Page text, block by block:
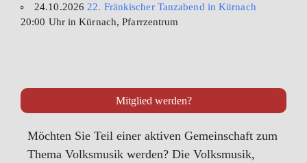
24.10.2026 22. Fränkischer Tanzabend in Kürnach
20:00 Uhr in Kürnach, Pfarrzentrum
Mitglied werden?
Möchten Sie Teil einer aktiven Gemeinschaft zum
Thema Volksmusik werden? Die Volksmusik,